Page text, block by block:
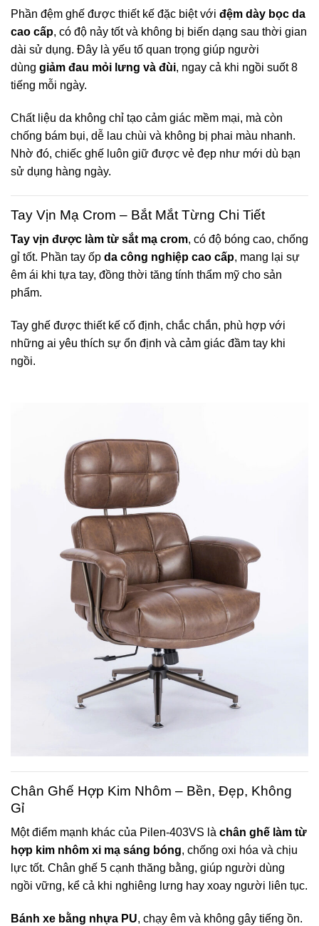
Phần đệm ghế được thiết kế đặc biệt với đệm dày bọc da
cao cấp, có độ nảy tốt và không bị biến dạng sau thời gian
dài sử dụng. Đây là yếu tố quan trọng giúp người
dùng giảm đau mỏi lưng và đùi, ngay cả khi ngồi suốt 8
tiếng mỗi ngày.
Chất liệu da không chỉ tạo cảm giác mềm mại, mà còn
chống bám bụi, dễ lau chùi và không bị phai màu nhanh.
Nhờ đó, chiếc ghế luôn giữ được vẻ đẹp như mới dù bạn
sử dụng hàng ngày.
Tay Vịn Mạ Crom – Bắt Mắt Từng Chi Tiết
Tay vịn được làm từ sắt mạ crom, có độ bóng cao, chống
gỉ tốt. Phần tay ốp da công nghiệp cao cấp, mang lại sự
êm ái khi tựa tay, đồng thời tăng tính thẩm mỹ cho sản
phẩm.
Tay ghế được thiết kế cố định, chắc chắn, phù hợp với
những ai yêu thích sự ổn định và cảm giác đầm tay khi
ngồi.
Chân Ghế Hợp Kim Nhôm – Bền, Đẹp, Không
Gỉ
Một điểm mạnh khác của Pilen-403VS là chân ghế làm từ
hợp kim nhôm xi mạ sáng bóng, chống oxi hóa và chịu
lực tốt. Chân ghế 5 cạnh thăng bằng, giúp người dùng
ngồi vững, kể cả khi nghiêng lưng hay xoay người liên tục.
Bánh xe bằng nhựa PU, chạy êm và không gây tiếng ồn.